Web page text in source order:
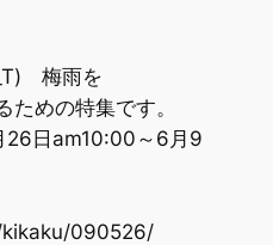
梅雨を
の特集です。
日am10:00～6月9
090526/